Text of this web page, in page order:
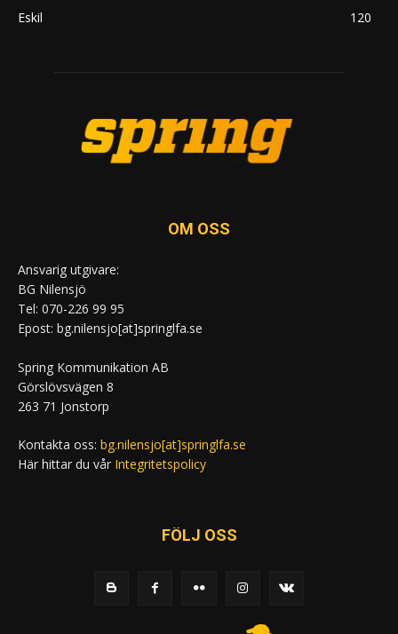
Eskil
120
OM OSS
Ansvarig utgivare:
BG Nilensjö
Tel: 070-226 99 95
Epost: bg.nilensjo[at]springlfa.se
Spring Kommunikation AB
Görslövsvägen 8
263 71 Jonstorp
Kontakta oss: bg.nilensjo[at]springlfa.se
Här hittar du vår Integritetspolicy
FÖLJ OSS